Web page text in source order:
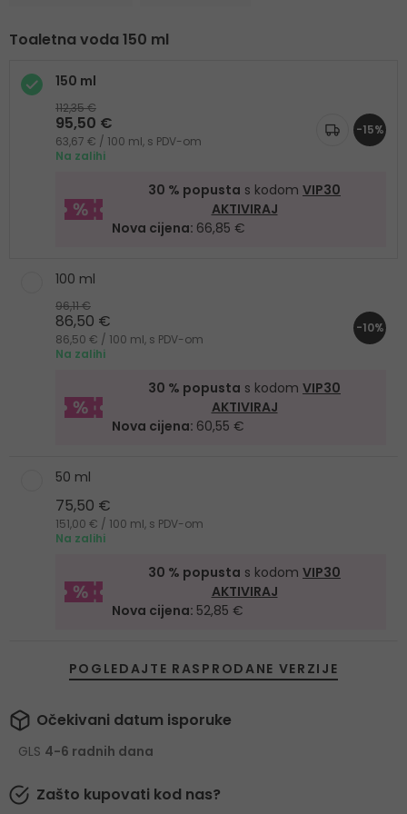
Toaletna voda 150 ml
150 ml
112,35 €
95,50 €
63,67 € / 100 ml, s PDV-om
Na zalihi
-15%
30 % popusta s kodom VIP30
AKTIVIRAJ
Nova cijena: 66,85 €
100 ml
96,11 €
86,50 €
86,50 € / 100 ml, s PDV-om
Na zalihi
-10%
30 % popusta s kodom VIP30
AKTIVIRAJ
Nova cijena: 60,55 €
50 ml
75,50 €
151,00 € / 100 ml, s PDV-om
Na zalihi
30 % popusta s kodom VIP30
AKTIVIRAJ
Nova cijena: 52,85 €
POGLEDAJTE RASPRODANE VERZIJE
Očekivani datum isporuke
GLS 4-6 radnih dana
Zašto kupovati kod nas?